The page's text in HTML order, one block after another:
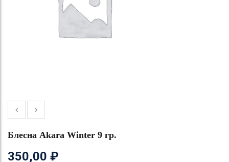
Блесна Akara Winter 9 гр.
350,00 ₽